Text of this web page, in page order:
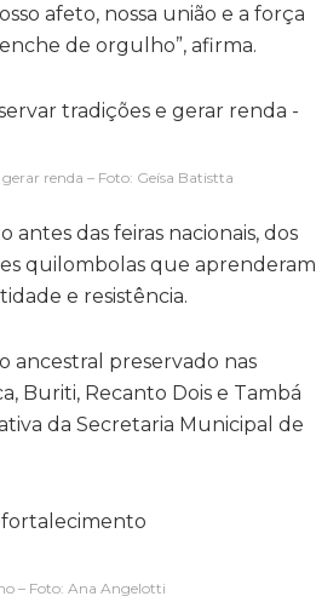
afeto, nossa união e a força
de orgulho”, afirma.
renda – Foto: Geísa Batistta
das feiras nacionais, dos
quilombolas que aprenderam
e resistência.
ancestral preservado nas
Buriti, Recanto Dois e Tambá
da Secretaria Municipal de
– Foto: Ana Angelotti